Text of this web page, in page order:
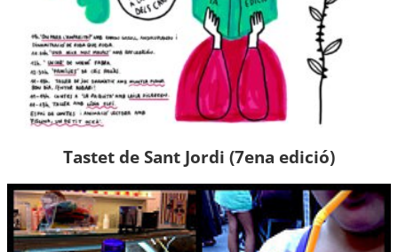
Tastet de Sant Jordi (7ena edició)